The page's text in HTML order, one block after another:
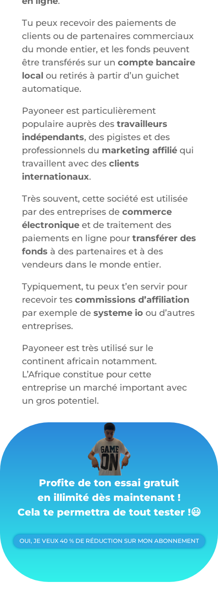
Tu peux recevoir des paiements de
clients ou de partenaires commerciaux
du monde entier, et les fonds peuvent
être transférés sur un compte bancaire
local ou retirés à partir d’un guichet
automatique.
Payoneer est particulièrement
populaire auprès des travailleurs
indépendants, des pigistes et des
professionnels du marketing affiliéqui
travaillent avec des clients
internationaux.
Très souvent, cette société est utilisée
par des entreprises decommerce
électroniqueet de traitement des
paiements en ligne pour transférer des
fonds à des partenaires et à des
vendeurs dans le monde entier.
Typiquement, tu peux t’en servir pour
recevoir tes commissions d’affiliation
par exemple de systeme ioou d’autres
entreprises.
Payoneer est très utilisé sur le
continent africain notamment.
L’Afrique constitue pour cette
entreprise un marché important avec
un gros potentiel.
Profite de ton essai gratuit
en illimité dès maintenant !
Cela te permettra de tout tester !😃
OUI, JE VEUX 40 % DE RÉDUCTION SUR MON ABONNEMENT